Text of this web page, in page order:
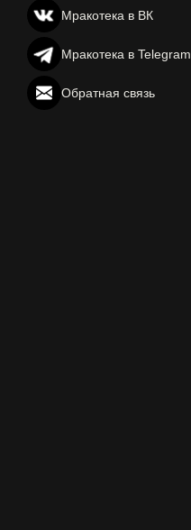
Мракотека в ВК
Мракотека в Telegram
Обратная связь